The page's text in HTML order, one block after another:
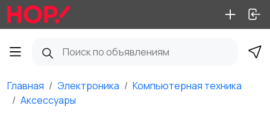
Главная Электроника
Компьютерная техника
Аксессуары